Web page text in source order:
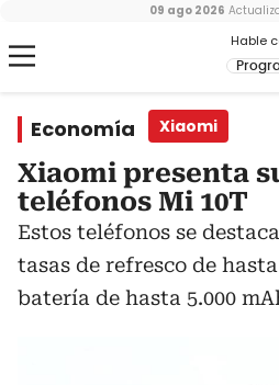
Hable
09 ago 2026
Economía Xiaomi
Xiaomi presenta
teléfonos Mi 10T
Estos teléfonos se
tasas de refresco de
batería de hasta 5.000